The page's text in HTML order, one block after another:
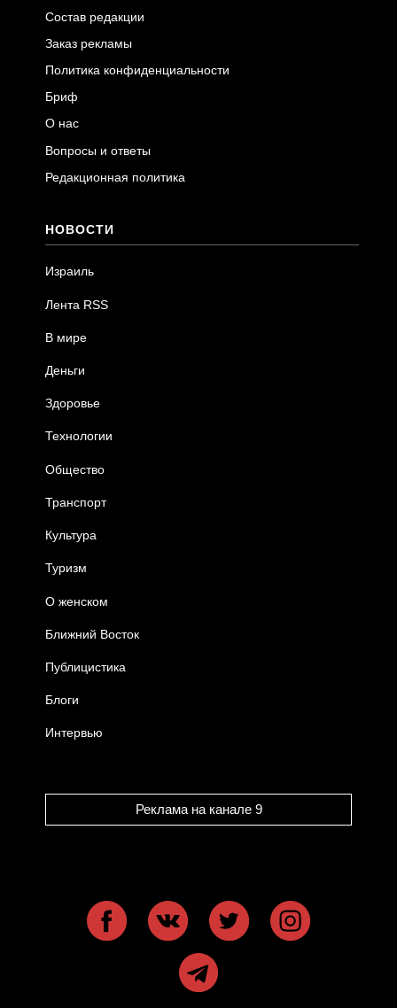
Состав редакции
Заказ рекламы
Политика конфиденциальности
Бриф
О нас
Вопросы и ответы
Редакционная политика
НОВОСТИ
Израиль
Лента RSS
В мире
Деньги
Здоровье
Технологии
Общество
Транспорт
Культура
Туризм
О женском
Ближний Восток
Публицистика
Блоги
Интервью
Реклама на канале 9